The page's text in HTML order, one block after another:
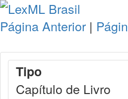
Página Anterior |
Tipo
Capítulo de Livro